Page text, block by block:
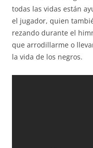
todas las vidas están
el jugador, quien
rezando durante el
que arrodillarme o
la vida de los negros.